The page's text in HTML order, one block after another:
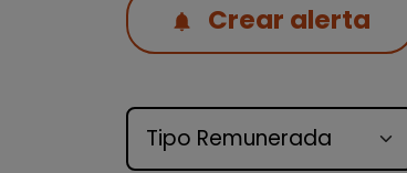
Crear alerta
Tipo de oferta